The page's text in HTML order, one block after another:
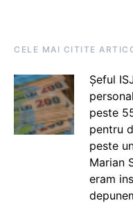
CELE MAI CITITE
Șeful
peste
pentru
peste
Marian
eram